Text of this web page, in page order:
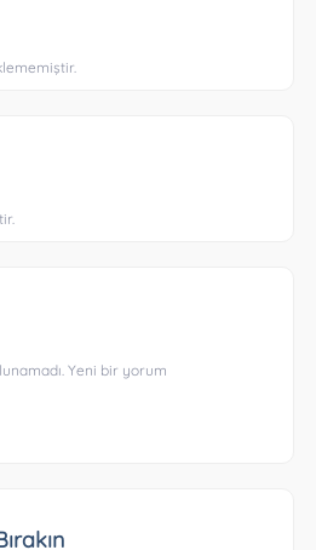
Yeni bir yorum